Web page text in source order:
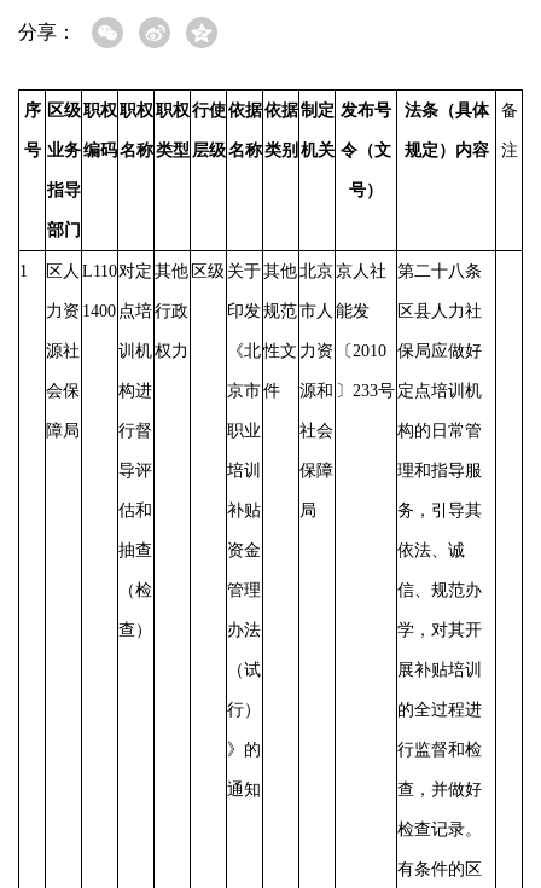
分享：
序
号
区级
业务
指导
部门
职权
编码
职权
名称
职权
类型
行使
层级
依据
名称
依据
类别
制定
机关
发布号
令（文
号）
法条（具体
规定）内容
备
注
1 区人
力资
源社
会保
障局
L110
1400
对定
点培
训机
构进
行督
导评
估和
抽查
（检
查）
其他
行政
权力
区级 关于
印发
《北
京市
职业
培训
补贴
资金
管理
办法
（试
行）
》的
通知
其他
规范
性文
件
北京
市人
力资
源和
社会
保障
局
京人社
能发
〔 2010
〕233号
第二十八条
区县人力社
保局应做好
定点培训机
构的日常管
理和指导服
务，引导其
依法、诚
信、规范办
学，对其开
展补贴培训
的全过程进
行监督和检
查，并做好
检查记录。
有条件的区